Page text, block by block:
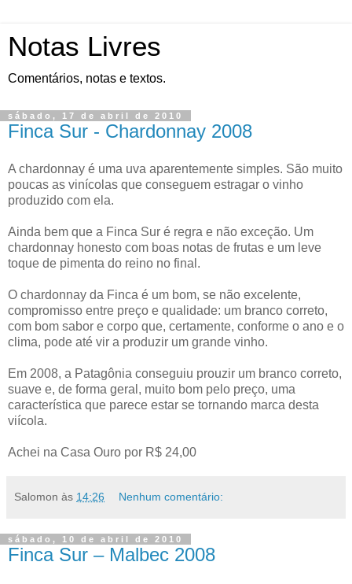
Notas Livres
Comentários, notas e textos.
sábado, 17 de abril de 2010
Finca Sur - Chardonnay 2008
A chardonnay é uma uva aparentemente simples. São muito
poucas as vinícolas que conseguem estragar o vinho
produzido com ela.
Ainda bem que a Finca Sur é regra e não exceção. Um
chardonnay honesto com boas notas de frutas e um leve
toque de pimenta do reino no final.
O chardonnay da Finca é um bom, se não excelente,
compromisso entre preço e qualidade: um branco correto,
com bom sabor e corpo que, certamente, conforme o ano e o
clima, pode até vir a produzir um grande vinho.
Em 2008, a Patagônia conseguiu prouzir um branco correto,
suave e, de forma geral, muito bom pelo preço, uma
característica que parece estar se tornando marca desta
viícola.
Achei na Casa Ouro por R$ 24,00
Salomon às 14:26 Nenhum comentário:
sábado, 10 de abril de 2010
Finca Sur – Malbec 2008